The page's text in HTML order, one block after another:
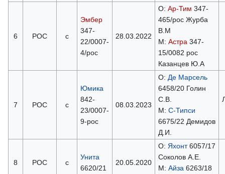
6 РОС с
Эмбер
347-
22/0007-
4/рос
28.03.2022
О: Ар-Тим 347-
465/рос Журба
В.М
М: Астра 347-
15/0082 рос
Казанцев Ю.А
7 РОС с
Юмика
842-
23/0007-
9-рос
08.03.2023
О: Де Марсель
6458/20 Голин
С.В.
М: С-Типси
6675/22 Демидов
Д.И.
8 РОС с
Унита
6620/21
20.05.2020
О: Яхонт6057/17
Соколов А.Е.
М: Айза 6263/18